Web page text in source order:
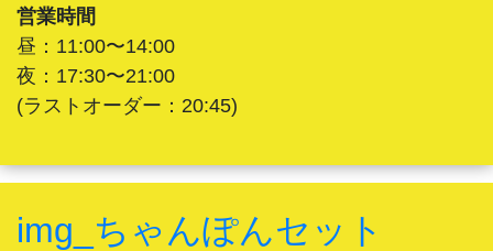
営業時間
昼：11:00〜14:00
夜：17:30〜21:00
(ラストオーダー：20:45)
img_ちゃんぽんセット